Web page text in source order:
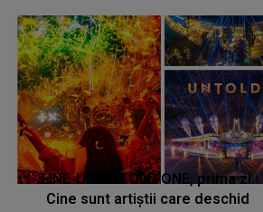
LINE-UP UNTOLD ONE, prima zi.
Cine sunt artiștii care deschid